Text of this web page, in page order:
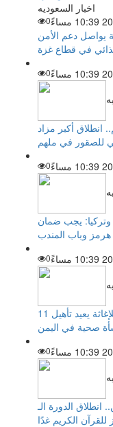
اخبار السعوديه
0
يواصل دعم الأمن
في قطاع غزة
0
انطلاق أكبر مزاد
للصقور في ملهم
0
وتركيا: يجب ضمان
وباب المندب
0
أخبار من السعودية.. مركز الملك سلمان للإغاثة يعيد تأهيل 11
صحية في اليمن
0
الدورة الـ